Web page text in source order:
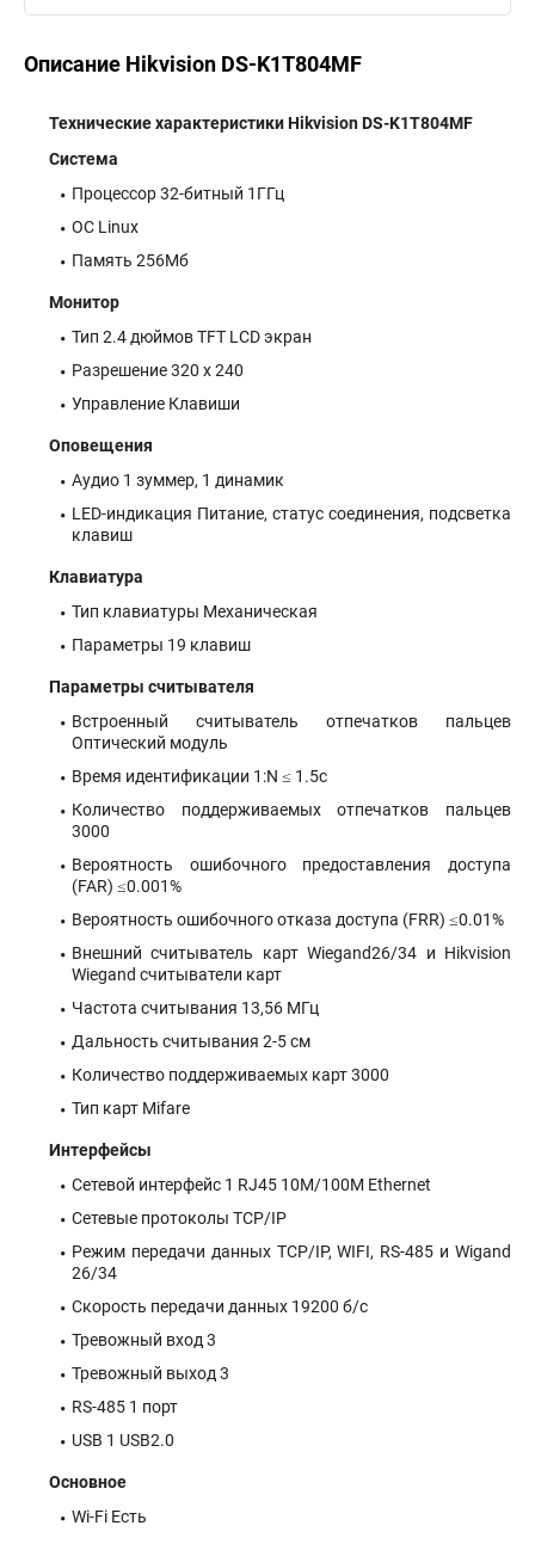
Описание Hikvision DS-K1T804MF
Технические характеристики Hikvision DS-K1T804MF
Система
Процессор 32-битный 1ГГц
ОС Linux
Память 256Мб
Монитор
Тип 2.4 дюймов TFT LCD экран
Разрешение 320 x 240
Управление Клавиши
Оповещения
Аудио 1 зуммер, 1 динамик
LED-индикация Питание, статус соединения, подсветка
клавиш
Клавиатура
Тип клавиатуры Механическая
Параметры 19 клавиш
Параметры считывателя
Встроенный считыватель отпечатков пальцев
Оптический модуль
Время идентификации 1:N ≤ 1.5c
Количество поддерживаемых отпечатков пальцев
3000
Вероятность ошибочного предоставления доступа
(FAR) ≤0.001%
Вероятность ошибочного отказа доступа (FRR) ≤0.01%
Внешний считыватель карт Wiegand26/34 и Hikvision
Wiegand считыватели карт
Частота считывания 13,56 МГц
Дальность считывания 2-5 см
Количество поддерживаемых карт 3000
Тип карт Mifare
Интерфейсы
Сетевой интерфейс 1 RJ45 10M/100M Ethernet
Сетевые протоколы TCP/IP
Режим передачи данных TCP/IP, WIFI, RS-485 и Wigand
26/34
Скорость передачи данных 19200 б/с
Тревожный вход 3
Тревожный выход 3
RS-485 1 порт
USB 1 USB2.0
Основное
Wi-Fi Есть